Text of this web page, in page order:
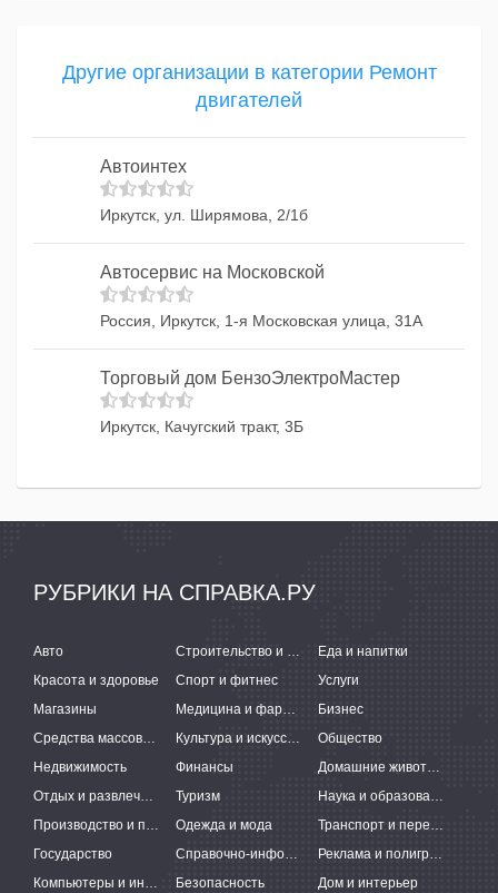
Другие организации в категории Ремонт
двигателей
Автоинтех
Иркутск, ул. Ширямова, 2/1б
Автосервис на Московской
Россия, Иркутск, 1-я Московская улица, 31А
Торговый дом БензоЭлектроМастер
Иркутск, Качугский тракт, 3Б
РУБРИКИ НА СПРАВКА.РУ
Авто Строительство и ремонт
Еда и напитки
Красота и здоровье
Спорт и фитнес
Услуги
Магазины
Медицина и фармацевтика
Бизнес
Средства массовой информации
Культура и искусство
Общество
Недвижимость
Финансы
Домашние животные
Отдых и развлечения
Туризм
Наука и образование
Производство и поставки
Одежда и мода
Транспорт и перевозки
Государство
Справочно-информационные системы
Реклама и полиграфия
Компьютеры и интернет
Безопасность Дом и интерьер